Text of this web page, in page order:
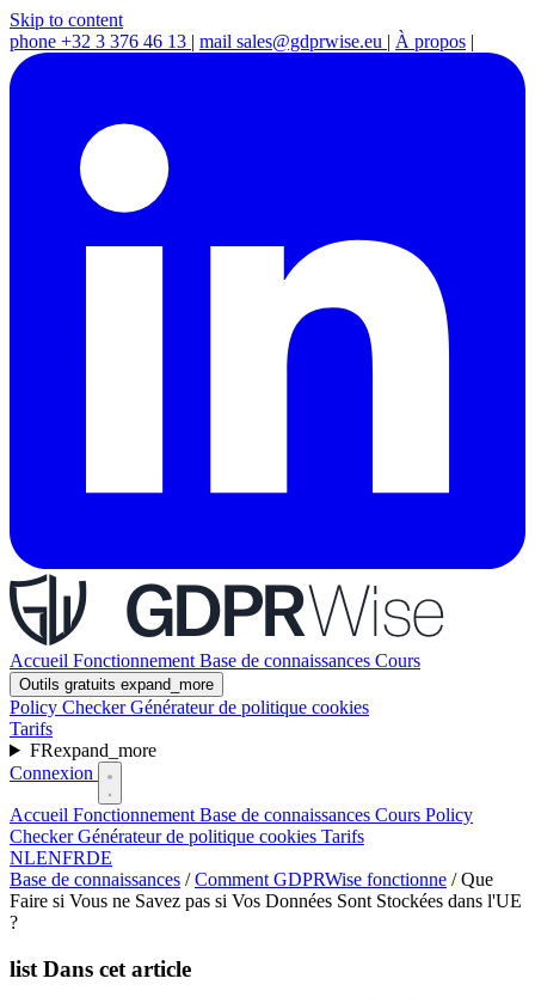
Skip to content
phone +32 3 376 46 13 | mail sales@gdprwise.eu | À propos |
Accueil Fonctionnement Base de connaissances Cours
Outils gratuits expand_more
Policy CheckerGénérateur de politique cookies
Tarifs
FRexpand_more
Connexion
Accueil Fonctionnement Base de connaissances Cours Policy
CheckerGénérateur de politique cookies Tarifs
NLENFRDE
Base de connaissances / Comment GDPRWise fonctionne / Que
Faire si Vous ne Savez pas si Vos Données Sont Stockées dans l'UE
?
list Dans cet article